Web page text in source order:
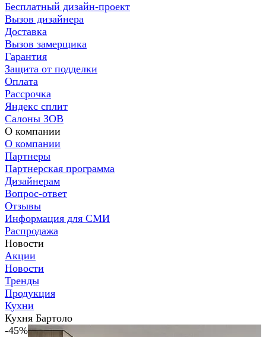
Бесплатный дизайн-проект
Вызов дизайнера
Доставка
Вызов замерщика
Гарантия
Защита от подделки
Оплата
Рассрочка
Яндекс сплит
Салоны ЗОВ
О компании
О компании
Партнеры
Партнерская программа
Дизайнерам
Вопрос-ответ
Отзывы
Информация для СМИ
Распродажа
Новости
Акции
Новости
Тренды
Продукция
Кухни
Кухня Бартоло
-45%